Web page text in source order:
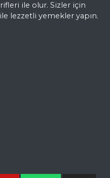
ile olur. Sizler için
lezzetli yemekler yapın.